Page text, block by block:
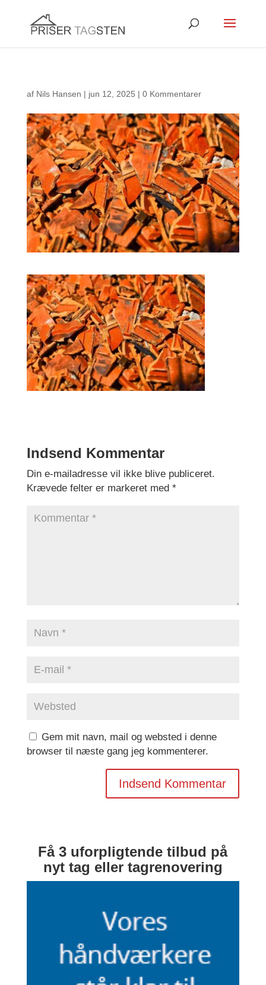
af Nils Hansen | jun 12, 2025 | 0 Kommentarer
Indsend Kommentar
Din e-mailadresse vil ikke blive publiceret.
Krævede felter er markeret med *
Gem mit navn, mail og websted i denne
browser til næste gang jeg kommenterer.
Få 3 uforpligtende tilbud på
nyt tag eller tagrenovering